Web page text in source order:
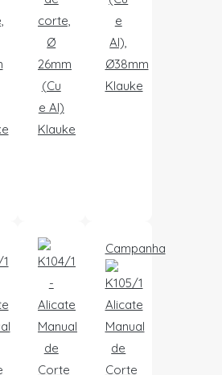
corte,
Ø
26mm
(Cu
e Al)
Klauke
e
Al),
Ø38mm
Klauke
Campanha